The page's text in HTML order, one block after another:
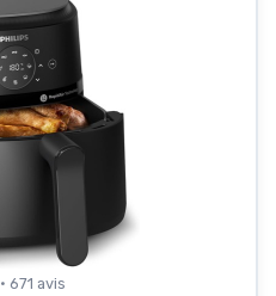
671 avis